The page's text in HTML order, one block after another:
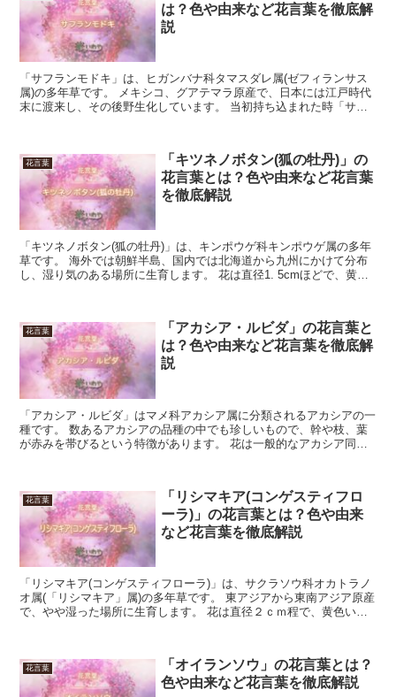
は？色や由来など花言葉を徹底解
説
「サフランモドキ」は、ヒガンバナ科タマスダレ属(ゼフィランサス
属)の多年草です。 メキシコ、グアテマラ原産で、日本には江戸時代
末に渡来し、その後野生化しています。 当初持ち込まれた時「サフ
花言葉
「キツネノボタン(狐の牡丹)」の
花言葉とは？色や由来など花言葉
を徹底解説
「キツネノボタン(狐の牡丹)」は、キンポウゲ科キンポウゲ属の多年
草です。 海外では朝鮮半島、国内では北海道から九州にかけて分布
し、湿り気のある場所に生育します。 花は直径1. 5cmほどで、黄色
花言葉
「アカシア・ルビダ」の花言葉と
は？色や由来など花言葉を徹底解
説
「アカシア・ルビダ」はマメ科アカシア属に分類されるアカシアの一
種です。 数あるアカシアの品種の中でも珍しいもので、幹や枝、葉
が赤みを帯びるという特徴があります。 花は一般的なアカシア同
花言葉
「リシマキア(コンゲスティフロ
ーラ)」の花言葉とは？色や由来
など花言葉を徹底解説
「リシマキア(コンゲスティフローラ)」は、サクラソウ科オカトラノ
オ属(「リシマキア」属)の多年草です。 東アジアから東南アジア原産
で、やや湿った場所に生育します。 花は直径２ｃｍ程で、黄色い花
花言葉
「オイランソウ」の花言葉とは？
色や由来など花言葉を徹底解説